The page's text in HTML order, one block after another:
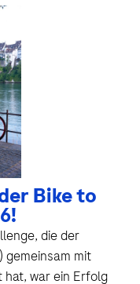
Bike to
die der
gemeinsam mit
hat, war ein Erfolg